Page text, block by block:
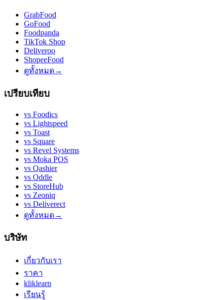
GrabFood
GoFood
Foodpanda
TikTok Shop
Deliveroo
ShopeeFood
ดูทั้งหมด→
เปรียบเทียบ
vs Foodics
vs Lightspeed
vs Toast
vs Square
vs Revel Systems
vs Moka POS
vs Qashier
vs Oddle
vs StoreHub
vs Zeoniq
vs Deliverect
ดูทั้งหมด→
บริษัท
เกี่ยวกับเรา
ราคา
kliklearn
เรียนรู้